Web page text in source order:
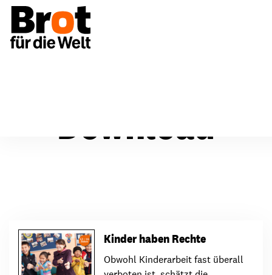
Download
Kinder haben Rechte
Obwohl Kinderarbeit fast überall